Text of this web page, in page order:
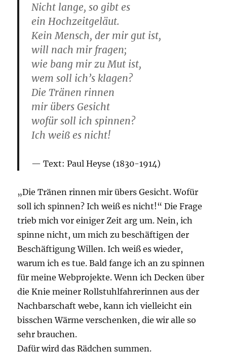
Nicht lange, so gibt es
ein Hochzeitgeläut.
Kein Mensch, der mir gut ist,
will nach mir fragen;
wie bang mir zu Mut ist,
wem soll ich’s klagen?
Die Tränen rinnen
mir übers Gesicht
wofür soll ich spinnen?
Ich weiß es nicht!
Text:Paul Heyse (1830-1914)
„Die Tränen rinnen mir übers Gesicht. Wofür
soll ich spinnen? Ich weiß es nicht!“ Die Frage
trieb mich vor einiger Zeit arg um. Nein, ich
spinne nicht, um mich zu beschäftigen der
Beschäftigung Willen. Ich weiß es wieder,
warum ich es tue. Bald fange ich an zu spinnen
für meine Webprojekte. Wenn ich Decken über
die Knie meiner Rollstuhlfahrerinnen aus der
Nachbarschaft webe, kann ich vielleicht ein
bisschen Wärme verschenken, die wir alle so
sehr brauchen.
Dafür wird das Rädchen summen.